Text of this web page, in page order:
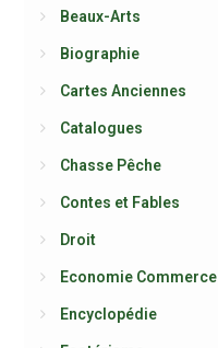
Beaux-Arts
Biographie
Cartes Anciennes
Catalogues
Chasse Pêche
Contes et Fables
Droit
Economie Commerce
Encyclopédie